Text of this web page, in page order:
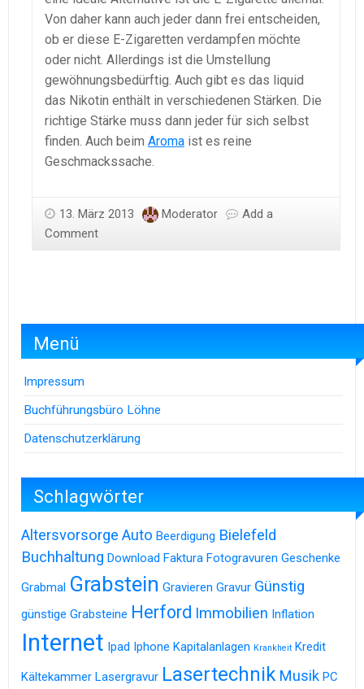
Von daher kann auch jeder dann frei entscheiden,
ob er diese E-Zigaretten verdampfen möchte
oder nicht. Allerdings ist die Umstellung
gewöhnungsbedürftig. Auch gibt es das liquid
das Nikotin enthält in verschiedenen Stärken. Die
richtige Stärke muss dann jeder für sich selbst
finden. Auch beim Aroma ist es reine
Geschmackssache.
13. März 2013 Moderator
Add a
Comment
Menü
Impressum
Buchführungsbüro Löhne
Datenschutzerklärung
Schlagwörter
Altersvorsorge Auto Beerdigung Bielefeld
Buchhaltung Download Faktura Fotogravuren Geschenke
Grabmal Grabstein Gravieren Gravur Günstig
günstige Grabsteine Herford Immobilien Inflation
Internet Ipad Iphone Kapitalanlagen Krankheit Kredit
Kältekammer Lasergravur Lasertechnik Musik PC